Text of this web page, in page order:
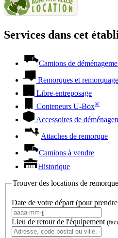
Services dans cet
Camions de
Remorques et remorquage
Libre-entreposage
Conteneurs U-Box®
Accessoires de
Attaches de remorque
Camions à vendre
Historique
Trouver des locations de
Date de votre départ (pour
Lieu de retour de l'équipement